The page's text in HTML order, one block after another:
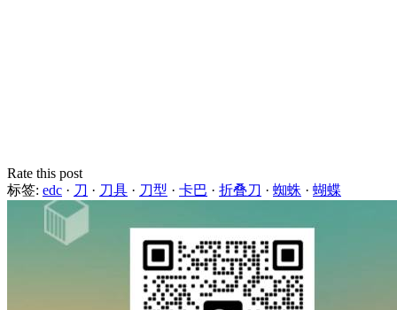
Rate this post
标签: edc · 刀 · 刀具 · 刀型 · 卡巴 · 折叠刀 · 蜘蛛 · 蝴蝶